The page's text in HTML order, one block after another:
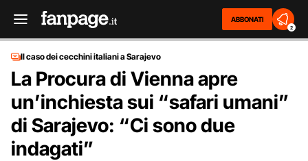
ABBONATI
2
Il caso dei cecchini italiani a Sarajevo
La Procura di Vienna apre
un’inchiesta sui “safari umani”
di Sarajevo: “Ci sono due
indagati”